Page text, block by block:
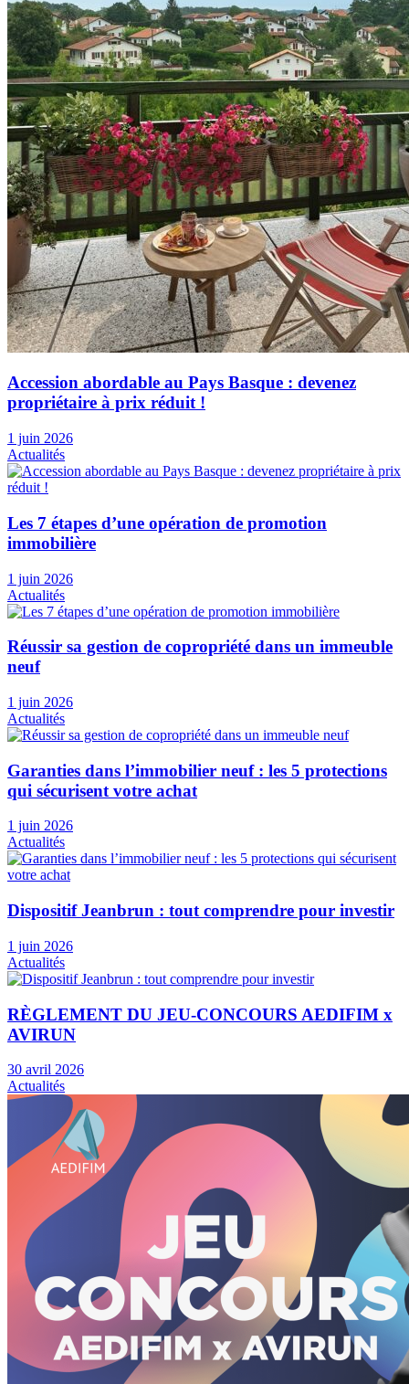
Accession abordable au Pays Basque : devenez
propriétaire à prix réduit !
1 juin 2026
Actualités
Les 7 étapes d’une opération de promotion
immobilière
1 juin 2026
Actualités
Réussir sa gestion de copropriété dans un immeuble
neuf
1 juin 2026
Actualités
Garanties dans l’immobilier neuf : les 5 protections
qui sécurisent votre achat
1 juin 2026
Actualités
Dispositif Jeanbrun : tout comprendre pour investir
1 juin 2026
Actualités
RÈGLEMENT DU JEU-CONCOURS AEDIFIM x
AVIRUN
30 avril 2026
Actualités